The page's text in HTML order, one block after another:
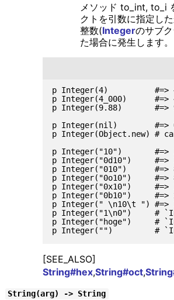
メソッド to_int, to_i
クトを引数に指定し
整数(Integerのサブ
た場合に発生します。
p Integer(4)          #=>
p Integer(4_000)      #=>
p Integer(9.88)       #=>
p Integer(nil)        #=>
p Integer(Object.new) #
p Integer("10")       #=>
p Integer("0d10")     #=>
p Integer("010")      #=>
p Integer("0o10")     #=>
p Integer("0x10")     #=>
p Integer("0b10")     #=>
p Integer(" \n10\t ") #=> 10
p Integer("1\n0")     #
p Integer("hoge")     #
[SEE_ALSO]
String#hex,String#oct,
String(arg) -> String